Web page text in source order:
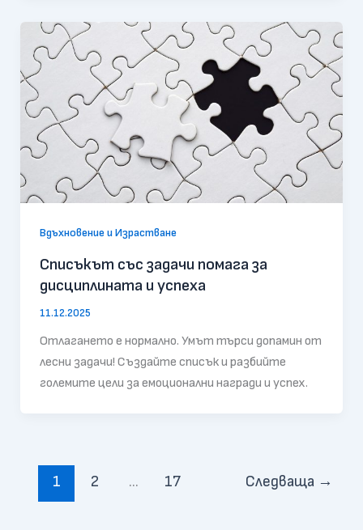
Вдъхновение и Израстване
Списъкът със задачи помага за
дисциплината и успеха
11.12.2025
Отлагането е нормално. Умът търси допамин от
лесни задачи! Създайте списък и разбийте
големите цели за емоционални награди и успех.
1 2 … 17 Следваща →